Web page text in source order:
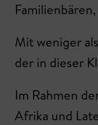
Mit weniger
der in dieser
Im Rahmen
Afrika und